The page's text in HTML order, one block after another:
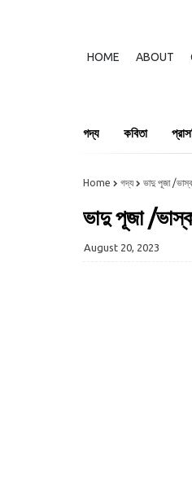
HOME ABOUT
গদ্য কবিতা
Home গদ্য ভাদু পূজা /
ভাদু পূজা /
August 20, 2023